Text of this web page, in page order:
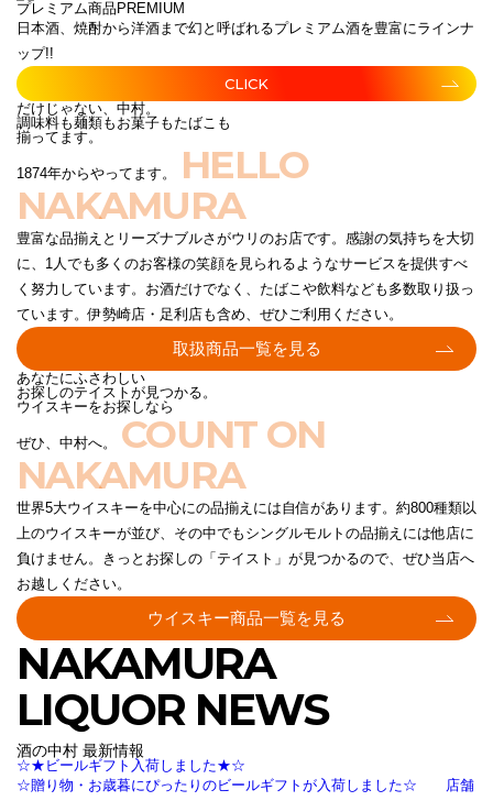
プレミアム商品 PREMIUM
日本酒、焼酎から洋酒まで幻と呼ばれるプレミアム酒を豊富にラインナ
ップ!!
CLICK
だけじゃない、中村。
調味料も麺類もお菓子もたばこも
揃ってます。
1874年からやってます。
HELLO
NAKAMURA
豊富な品揃えとリーズナブルさがウリのお店です。感謝の気持ちを大切
に、1人でも多くのお客様の笑顔を見られるようなサービスを提供すべ
く努力しています。お酒だけでなく、たばこや飲料なども多数取り扱っ
ています。伊勢崎店・足利店も含め、ぜひご利用ください。
取扱商品一覧を見る
あなたにふさわしい
お探しのテイストが見つかる。
ウイスキーをお探しなら
ぜひ、中村へ。 COUNT ON
NAKAMURA
世界5大ウイスキーを中心にの品揃えには自信があります。約800種類以
上のウイスキーが並び、その中でもシングルモルトの品揃えには他店に
負けません。きっとお探しの「テイスト」が見つかるので、ぜひ当店へ
お越しください。
ウイスキー商品一覧を見る
NAKAMURA
LIQUOR NEWS
酒の中村 最新情報
☆★ビールギフト入荷しました★☆
☆贈り物・お歳暮にぴったりのビールギフトが入荷しました☆ 店舗